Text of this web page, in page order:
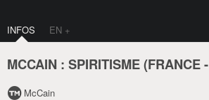
INFOS EN +
MCCAIN : SPIRITISME (FRANCE-
McCain